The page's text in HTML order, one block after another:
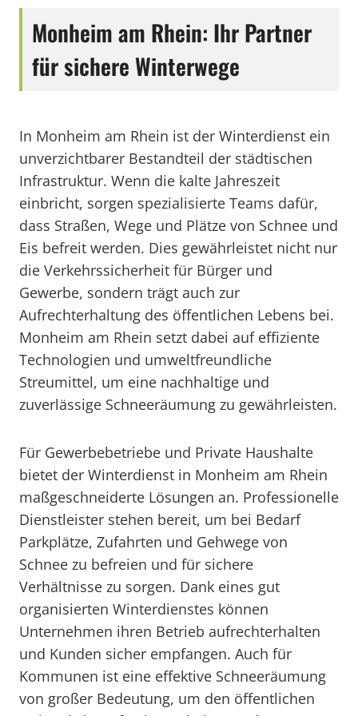
Monheim am Rhein: Ihr Partner
für sichere Winterwege
In Monheim am Rhein ist der Winterdienst ein
unverzichtbarer Bestandteil der städtischen
Infrastruktur. Wenn die kalte Jahreszeit
einbricht, sorgen spezialisierte Teams dafür,
dass Straßen, Wege und Plätze von Schnee und
Eis befreit werden. Dies gewährleistet nicht nur
die Verkehrssicherheit für Bürger und
Gewerbe, sondern trägt auch zur
Aufrechterhaltung des öffentlichen Lebens bei.
Monheim am Rhein setzt dabei auf effiziente
Technologien und umweltfreundliche
Streumittel, um eine nachhaltige und
zuverlässige Schneeräumung zu gewährleisten.
Für Gewerbebetriebe und Private Haushalte
bietet der Winterdienst in Monheim am Rhein
maßgeschneiderte Lösungen an. Professionelle
Dienstleister stehen bereit, um bei Bedarf
Parkplätze, Zufahrten und Gehwege von
Schnee zu befreien und für sichere
Verhältnisse zu sorgen. Dank eines gut
organisierten Winterdienstes können
Unternehmen ihren Betrieb aufrechterhalten
und Kunden sicher empfangen. Auch für
Kommunen ist eine effektive Schneeräumung
von großer Bedeutung, um den öffentlichen